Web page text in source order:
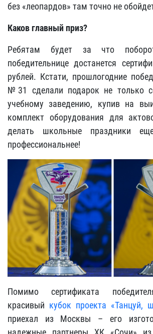
без «леопардов» там точно не
Каков главный приз?
Ребятам будет за что
победительнице достанется
рублей. Кстати, прошлогодние
№31 сделали подарок не только
учебному заведению, купив на
комплект оборудования для
делать школьные праздники
профессиональнее!
Помимо сертификата
красивый кубок проекта «Танцуй,
приехал из Москвы – его